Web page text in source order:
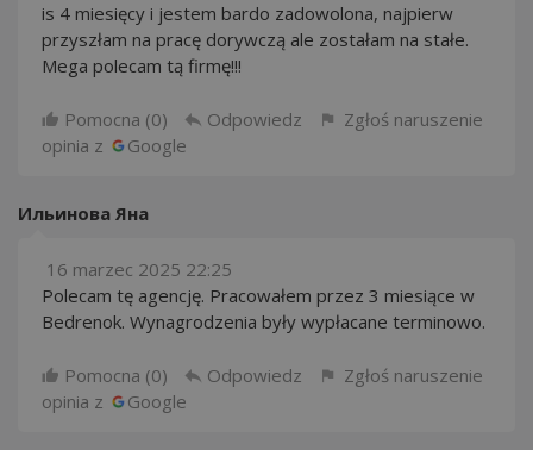
is 4 miesięcy i jestem bardo zadowolona, najpierw
przyszłam na pracę dorywczą ale zostałam na stałe.
Mega polecam tą firmę!!!
Pomocna (0) Odpowiedz
Zgłoś naruszenie
opinia z
Google
Ильинова Яна
16 marzec 2025 22:25
Polecam tę agencję. Pracowałem przez 3 miesiące w
Bedrenok. Wynagrodzenia były wypłacane terminowo.
Pomocna (0) Odpowiedz
Zgłoś naruszenie
opinia z
Google